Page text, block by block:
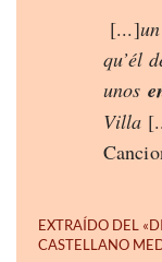
[...]
qu’él
unos
Villa